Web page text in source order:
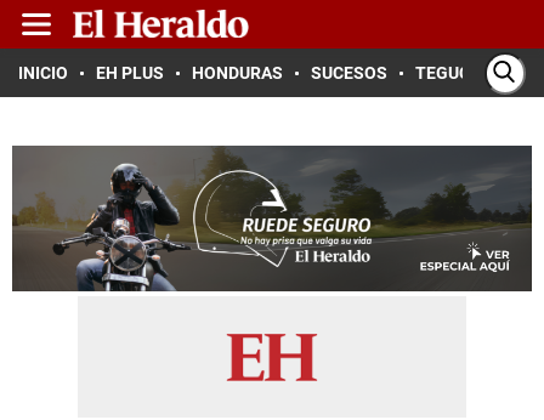
INICIO EH PLUS HONDURAS SUCESOS TEGUCIGALPA